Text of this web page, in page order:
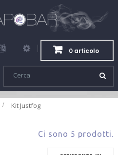
0 articolo
> Kit Justfog
Ci sono 5 prodotti.